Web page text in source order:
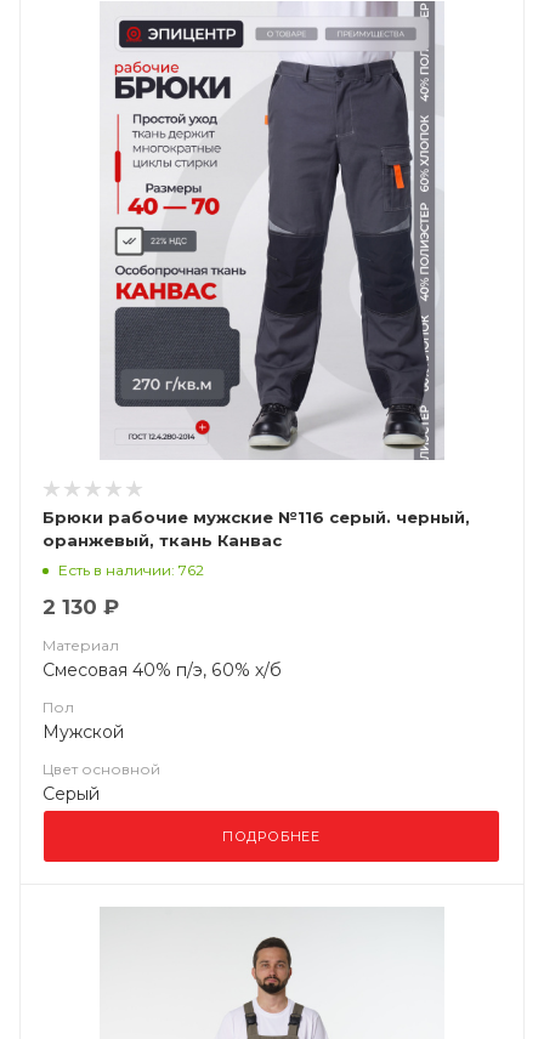
Брюки рабочие мужские №116 серый. черный,
оранжевый, ткань Канвас
Есть в наличии: 762
2 130 ₽
Материал
Смесовая 40% п/э, 60% х/б
Пол
Мужской
Цвет основной
Серый
ПОДРОБНЕЕ